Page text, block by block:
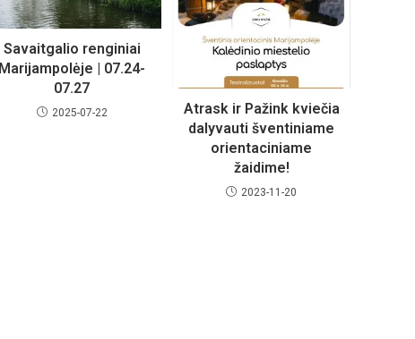
Savaitgalio renginiai
Marijampolėje | 07.24-
07.27
2025-07-22
Atrask ir Pažink kviečia
dalyvauti šventiniame
orientaciniame
žaidime!
2023-11-20